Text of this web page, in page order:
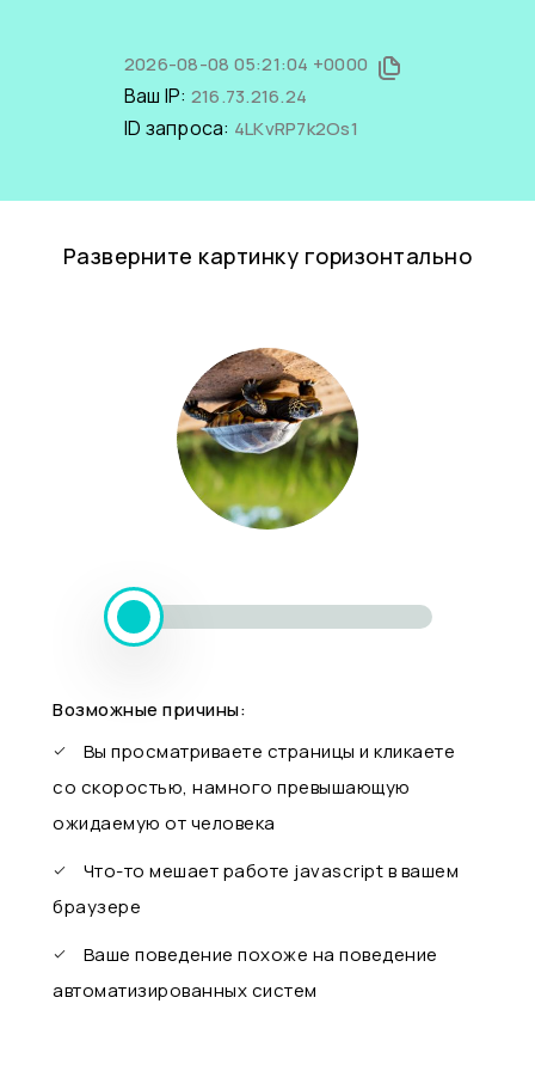
2026-08-08 05:21:04 +0000
Ваш IP: 216.73.216.24
ID запроса: 4LKvRP7k2Os1
Разверните картинку горизонтально
Возможные причины:
Вы просматриваете страницы и кликаете
со скоростью, намного превышающую
ожидаемую от человека
Что-то мешает работе javascript в вашем
браузере
Ваше поведение похоже на поведение
автоматизированных систем